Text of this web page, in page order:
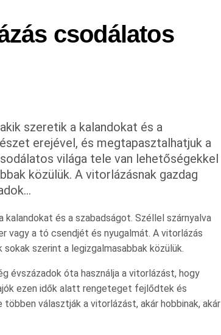
csodálatos
szeretik a kalandokat és a
erejével, és megtapasztalhatjuk a
világa tele van lehetőségekkel
közülük. A vitorlázásnak gazdag
és a szabadságot. Széllel szárnyalva
vagy a tó csendjét és nyugalmát. A vitorlázás
szerint a legizgalmasabbak közülük.
évszázadok óta használja a vitorlázást, hogy
ezen idők alatt rengeteget fejlődtek és
választják a vitorlázást, akár hobbinak, akár